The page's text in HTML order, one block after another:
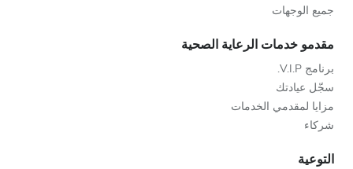
جميع الوجهات
مقدمو خدمات الرعاية الصحية
برنامج V.I.P.
سجّل عيادتك
مزايا لمقدمي الخدمات
شركاء
التوعية